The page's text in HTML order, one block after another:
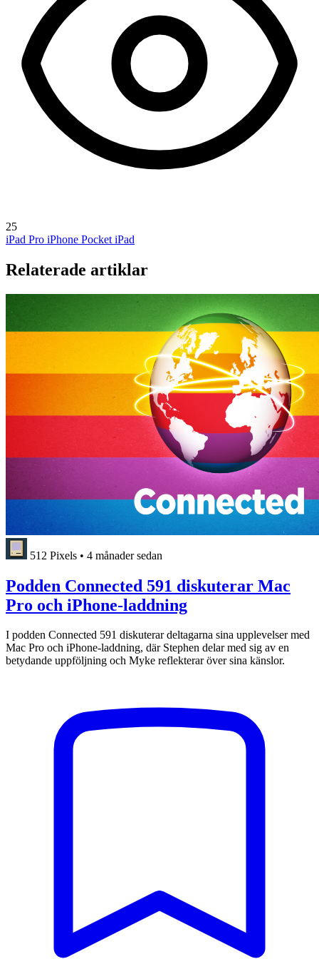
25
iPad Pro iPhone Pocket iPad
Relaterade artiklar
512 Pixels • 4 månader sedan
Podden Connected 591 diskuterar Mac
Pro och iPhone-laddning
I podden Connected 591 diskuterar deltagarna sina upplevelser med
Mac Pro och iPhone-laddning, där Stephen delar med sig av en
betydande uppföljning och Myke reflekterar över sina känslor.